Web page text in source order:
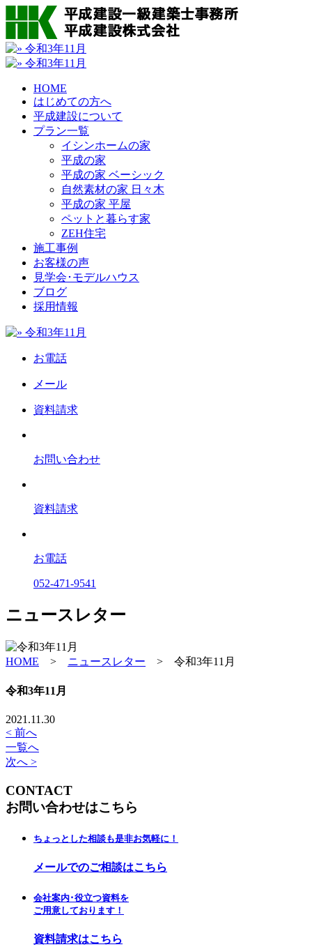
HOME
はじめての方へ
平成建設について
プラン一覧
イシンホームの家
平成の家
平成の家 ベーシック
自然素材の家 日々木
平成の家 平屋
ペットと暮らす家
ZEH住宅
施工事例
お客様の声
見学会･モデルハウス
ブログ
採用情報
お電話
メール
資料請求
お問い合わせ
資料請求
お電話
052-471-9541
ニュースレター
HOME > ニュースレター > 令和3年11月
令和3年11月
2021.11.30
< 前へ
一覧へ
次へ >
CONTACT
お問い合わせはこちら
ちょっとした相談も是非お気軽に！
メールでのご相談はこちら
会社案内･役立つ資料を
ご用意しております！
資料請求はこちら